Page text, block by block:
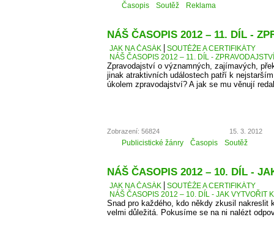
Časopis Soutěž Reklama
NÁŠ ČASOPIS 2012 – 11. DÍL -
JAK NA ČASÁK
SOUTĚŽE A CERTIFIKÁTY
NÁŠ ČASOPIS 2012 – 11. DÍL - ZPRAVODAJSTVÍ
Zpravodajství o významných, zajímavých,
jinak atraktivních událostech patří k
úkolem zpravodajství? A jak se mu věnují
Zobrazení: 56824 15. 3. 2012
Publicistické žánry Časopis Soutěž
NÁŠ ČASOPIS 2012 – 10. DÍL -
JAK NA ČASÁK
SOUTĚŽE A CERTIFIKÁTY
NÁŠ ČASOPIS 2012 – 10. DÍL - JAK VYTVOŘIT
Snad pro každého, kdo někdy zkusil nakreslit
velmi důležitá. Pokusíme se na ni nalézt